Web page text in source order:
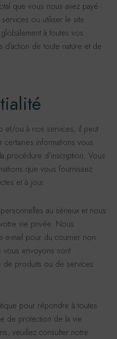
que vous nous avez payé
ou utiliser le site
à toutes vos
d’action de toute nature et de
et/ou à nos services, il peut
informations vous
procédure d’inscription. Vous
que vous fournissez
et à jour.
au sérieux et nous
vie privée. Nous
e-mail pour du courrier non
vous envoyons sont
de produits ou de services
pour répondre à toutes
de protection de la vie
veuillez consulter notre